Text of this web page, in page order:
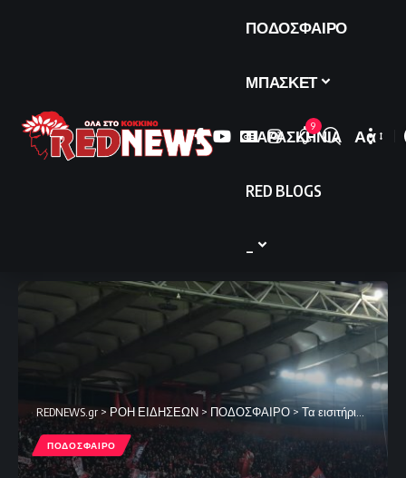
ΠΟΔΟΣΦΑΙΡΟ
ΜΠΑΣΚΕΤ
ΠΑΡΑΣΚΗΝΙΑ
RED BLOGS
9
Font
Αα
REDNEWS.gr>ΡΟΗ ΕΙΔΗΣΕΩΝ > ΠΟΔΟΣΦΑΙΡΟ> Τα εισιτήρια με Βόλο
ΠΟΔΟΣΦΑΙΡΟ